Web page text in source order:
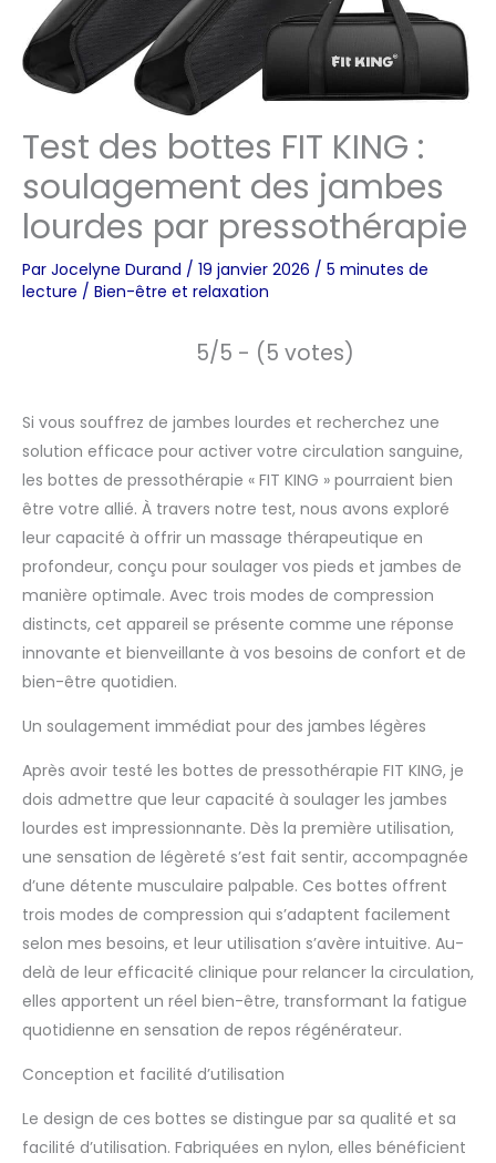
Test des bottes FIT KING :
soulagement des jambes
lourdes par pressothérapie
Par Jocelyne Durand / 19 janvier 2026 / 5 minutes de
lecture / Bien-être et relaxation
5/5 - (5 votes)
Si vous souffrez de jambes lourdes et recherchez une
solution efficace pour activer votre circulation sanguine,
les bottes de pressothérapie « FIT KING » pourraient bien
être votre allié. À travers notre test, nous avons exploré
leur capacité à offrir un massage thérapeutique en
profondeur, conçu pour soulager vos pieds et jambes de
manière optimale. Avec trois modes de compression
distincts, cet appareil se présente comme une réponse
innovante et bienveillante à vos besoins de confort et de
bien-être quotidien.
Un soulagement immédiat pour des jambes légères
Après avoir testé les bottes de pressothérapie FIT KING, je
dois admettre que leur capacité à soulager les jambes
lourdes est impressionnante. Dès la première utilisation,
une sensation de légèreté s’est fait sentir, accompagnée
d’une détente musculaire palpable. Ces bottes offrent
trois modes de compression qui s’adaptent facilement
selon mes besoins, et leur utilisation s’avère intuitive. Au-
delà de leur efficacité clinique pour relancer la circulation,
elles apportent un réel bien-être, transformant la fatigue
quotidienne en sensation de repos régénérateur.
Conception et facilité d’utilisation
Le design de ces bottes se distingue par sa qualité et sa
facilité d’utilisation. Fabriquées en nylon, elles bénéficient